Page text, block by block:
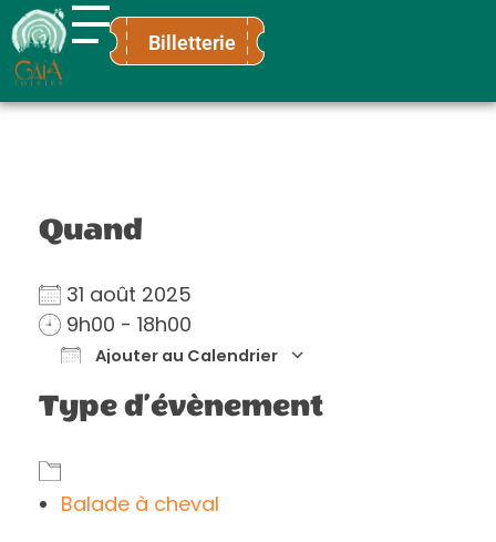
Gaïa Loisirs
Terre ludique et innovante pour tous
Billetterie
Quand
31 août 2025
9h00 - 18h00
Ajouter au Calendrier
Télécharger ICS
Type d’évènement
Balade à cheval